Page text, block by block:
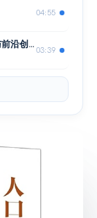
04:55
005：创新的类型主要包括适应性创新与前沿创新
03:39